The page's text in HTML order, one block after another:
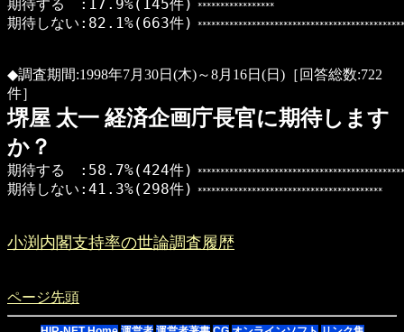
期待する :17.9%(145件) *****************
期待しない:82.1%(663件)
◆調査期間:1998年7月30日(木)～8月16日(日)［回答総数:722
件］
堺屋 太一 経済企画庁長官に期待します
か？
期待する :58.7%(424件)
期待しない:41.3%(298件) *****************************************
小渕内閣支持率の世論調査履歴
ページ先頭